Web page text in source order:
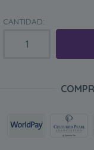
CANTIDAD: